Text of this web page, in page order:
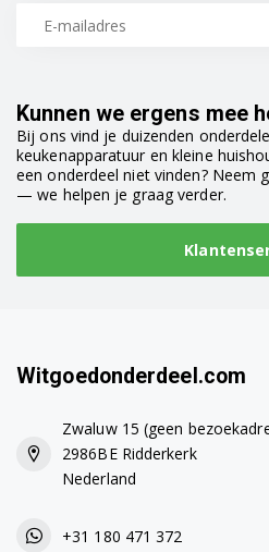
Siemens TE506209RW/13
Siemens TE506209RW/15
Siemens TE506509DE/02
Siemens TE506509DE/05
Siemens TE506509DE/10
Siemens TE506509DE/11
Kunnen we ergens mee
Bij ons vind je duizenden
keukenapparatuur en kleine
een onderdeel niet vinden? Neem
— we helpen je graag verder.
Witgoedonderdeel.com
Zwaluw 15 (geen
2986BE Ridderkerk
Nederland
+31 180 471 372